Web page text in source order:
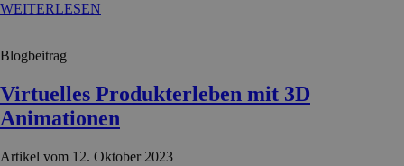
WEITERLESEN
Blogbeitrag
Virtuelles Produkterleben mit 3D
Animationen
Artikel vom 12. Oktober 2023